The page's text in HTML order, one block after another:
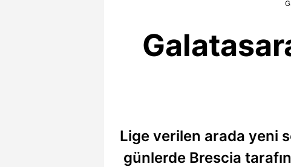
Lige verilen arada yeni
günlerde Brescia